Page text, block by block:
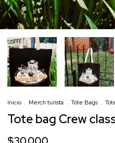
Inicio . Merch turista . Tote Bags .
Tote bag Crew